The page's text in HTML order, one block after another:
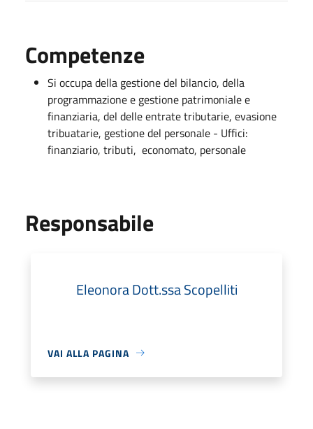
Competenze
Si occupa della gestione del bilancio, della
programmazione e gestione patrimoniale e
finanziaria, del delle entrate tributarie, evasione
tribuatarie, gestione del personale - Uffici:
finanziario, tributi, economato, personale
Responsabile
Eleonora Dott.ssa Scopelliti
VAI ALLA PAGINA